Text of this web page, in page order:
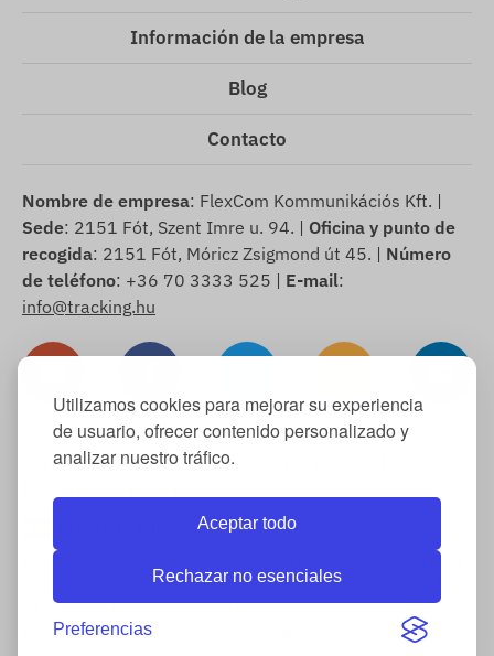
Utilizamos cookies para mejorar su experiencia
de usuario, ofrecer contenido personalizado y
analizar nuestro tráfico.
Aceptar todo
Rechazar no esenciales
Preferencias
Información de la empresa
Blog
Contacto
Nombre de empresa: FlexCom Kommunikációs Kft. |
Sede: 2151 Fót, Szent Imre u. 94. | Oficina y punto de
recogida: 2151 Fót, Móricz Zsigmond út 45. | Número
de teléfono: +36 70 3333 525 | E-mail:
info@tracking.hu
Copyright © 2025 FlexCom Communications Ltd., Todos
Información sobre cookies
Aviso legal
Garantía y responsabilidad por defectos-Modelo de formulario
de desistimiento-Derecho de desistimiento-Información de
envío-Términos y condiciones generales
Información sobre el